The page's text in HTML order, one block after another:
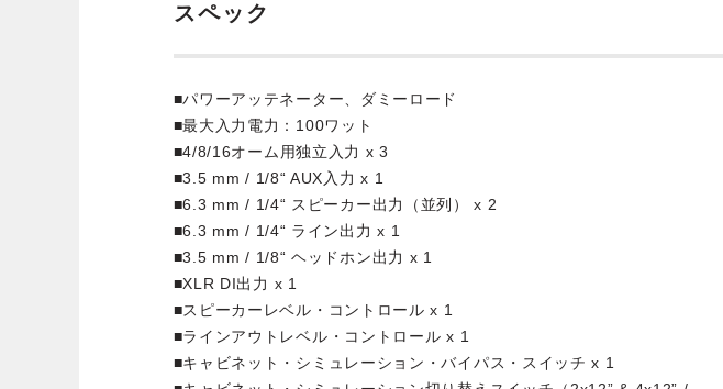
スペック
■パワーアッテネーター、ダミーロード
■最大入力電力：100ワット
■4/8/16オーム用独立入力 x 3
■3.5 mm / 1/8“ AUX入力 x 1
■6.3 mm / 1/4“ スピーカー出力（並列） x 2
■6.3 mm / 1/4“ ライン出力 x 1
■3.5 mm / 1/8“ ヘッドホン出力 x 1
■XLR DI出力 x 1
■スピーカーレベル・コントロール x 1
■ラインアウトレベル・コントロール x 1
■キャビネット・シミュレーション・バイパス・スイッチ x 1